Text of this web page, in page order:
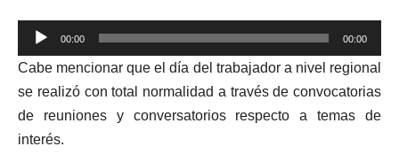
Reproductor
de
audio
00:00 00:00
Cabe mencionar que el día del trabajador a nivel regional
se realizó con total normalidad a través de convocatorias
de reuniones y conversatorios respecto a temas de
interés.